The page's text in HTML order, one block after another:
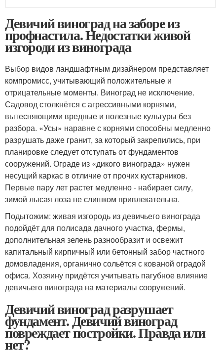
Девичий виноград на заборе из
профнастила. Недостатки живой
изгороди из винограда
Выбор видов ландшафтным дизайнером представляет
компромисс, учитывающий положительные и
отрицательные моменты. Виноград не исключение.
Садовод столкнётся с агрессивными корнями,
вытесняющими вредные и полезные культуры без
разбора. «Усы» наравне с корнями способны медленно
разрушать даже гранит, за который закрепились, при
планировке следует отступать от фундаментов
сооружений. Ограде из «дикого винограда» нужен
несущий каркас в отличие от прочих кустарников.
Первые пару лет растет медленно - набирает силу,
зимой лысая лоза не слишком привлекательна.
Подытожим: живая изгородь из девичьего винограда
подойдёт для полисада дачного участка, фермы,
дополнительная зелень разнообразит и освежит
капитальный кирпичный или бетонный забор частного
домовладения, органично сольётся с кованой оградой
офиса. Хозяину придётся учитывать пагубное влияние
девичьего винограда на материалы сооружений.
Девичий виноград разрушает
фундамент. Девичий виноград
повреждает постройки. Правда или
нет?